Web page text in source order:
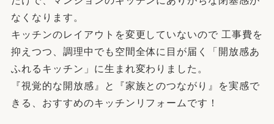
なくなります。
キッチンのレイアウトを変更していないので 工事費を
抑えつつ、調理中でも空間全体に目が届く「開放感あ
ふれるキッチン」に生まれ変わりました。
『視覚的な開放感』と『家族とのつながり』を実感で
きる、おすすめのキッチンリフォームです！